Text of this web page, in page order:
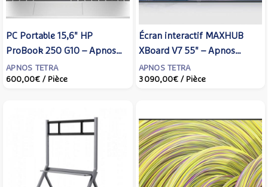
PC Portable 15,6" HP
ProBook 250 G10 – Apnos
Tetra
APNOS TETRA
600,00€ / Pièce
Écran interactif MAXHUB
XBoard V7 55" – Apnos
Tetra
APNOS TETRA
3 090,00€ / Pièce